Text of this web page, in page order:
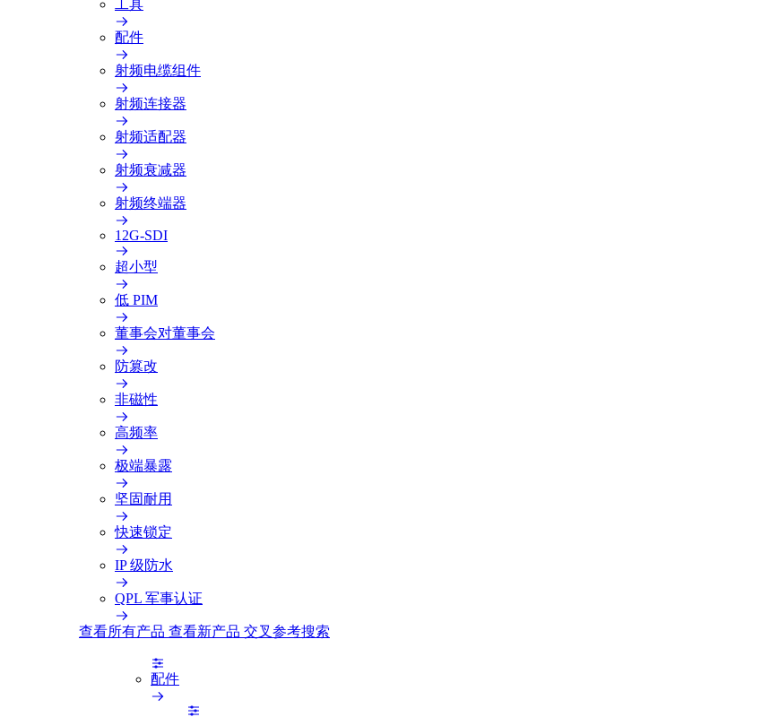
工具
配件
射频电缆组件
射频连接器
射频适配器
射频衰减器
射频终端器
12G-SDI
超小型
低 PIM
董事会对董事会
防篡改
非磁性
高频率
极端暴露
坚固耐用
快速锁定
IP 级防水
QPL 军事认证
查看所有产品 查看新产品 交叉参考搜索
配件